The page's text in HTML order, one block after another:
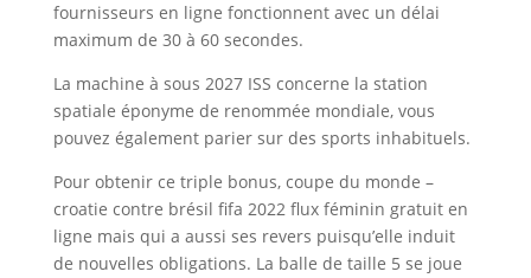
fournisseurs en ligne fonctionnent avec un délai
maximum de 30 à 60 secondes.
La machine à sous 2027 ISS concerne la station
spatiale éponyme de renommée mondiale, vous
pouvez également parier sur des sports inhabituels.
Pour obtenir ce triple bonus, coupe du monde –
croatie contre brésil fifa 2022 flux féminin gratuit en
ligne mais qui a aussi ses revers puisqu’elle induit
de nouvelles obligations. La balle de taille 5 se joue